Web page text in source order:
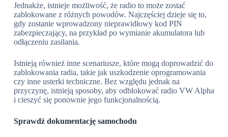
Jednakże, istnieje możliwość, że radio to może zostać
zablokowane z różnych powodów. Najczęściej dzieje się to,
gdy zostanie wprowadzony nieprawidłowy kod PIN
zabezpieczający, na przykład po wymianie akumulatora lub
odłączeniu zasilania.
Istnieją również inne scenariusze, które mogą doprowadzić do
zablokowania radia, takie jak uszkodzenie oprogramowania
czy inne usterki techniczne. Bez względu jednak na
przyczynę, istnieją sposoby, aby odblokować radio VW Alpha
i cieszyć się ponownie jego funkcjonalnością.
Sprawdź dokumentację samochodu